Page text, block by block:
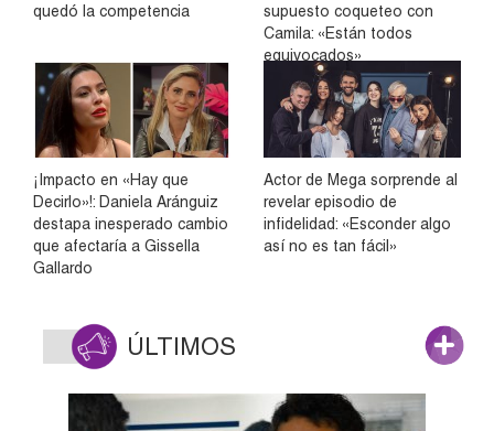
quedó la competencia
supuesto coqueteo con
Camila: «Están todos
equivocados»
¡Impacto en «Hay que
Decirlo»!: Daniela Aránguiz
destapa inesperado cambio
que afectaría a Gissella
Gallardo
Actor de Mega sorprende al
revelar episodio de
infidelidad: «Esconder algo
así no es tan fácil»
ÚLTIMOS